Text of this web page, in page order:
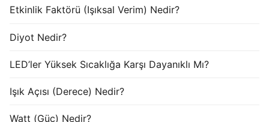
Etkinlik Faktörü (Işıksal Verim) Nedir?
Diyot Nedir?
LED’ler Yüksek Sıcaklığa Karşı Dayanıklı Mı?
Işık Açısı (Derece) Nedir?
Watt (Güç) Nedir?